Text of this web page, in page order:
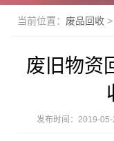
当前位置： 废品回收 >
废旧物资
发布时间：2019-05-